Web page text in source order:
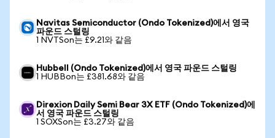
Navitas Semiconductor (Ondo Tokenized)에서 영국
파운드 스털링
1 NVTSon는 £9.21와 같음
Hubbell (Ondo Tokenized)에서 영국 파운드 스털링
1 HUBBon는 £381.68와 같음
Direxion Daily Semi Bear 3X ETF (Ondo Tokenized)에
서 영국 파운드 스털링
1 SOXSon는 £3.27와 같음